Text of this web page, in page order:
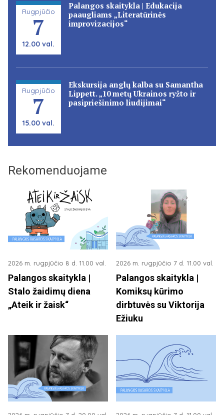
Rugpjūčio
7
12.00 val.
Palangos skaitykla | Edukacija
paaugliams „Literatūrinės
improvizacijos“
Rugpjūčio
7
15.00 val.
Ekskursija anglų kalba su Samantha
Lippett. „10 metų Ukrainos ryžto ir
pasipriešinimo liudijimai“
Rekomenduojame
2026 m. rugpjūčio 8 d. 11.00 val.
Palangos skaitykla |
Stalo žaidimų diena
„Ateik ir žaisk“
2026 m. rugpjūčio 7 d. 11.00 val.
Palangos skaitykla |
Komiksų kūrimo
dirbtuvės su Viktorija
Ežiuku